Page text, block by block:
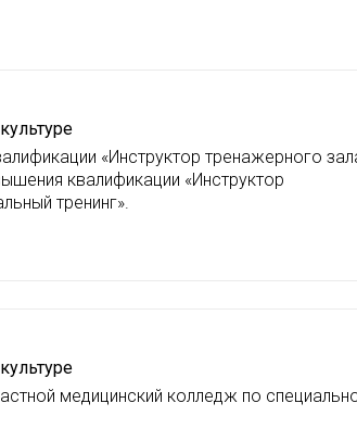
«Инструктор тренажерного
квалификации «Инструктор
тренинг».
медицинский колледж по